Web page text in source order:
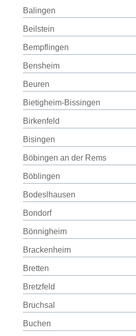
Balingen
Beilstein
Bempflingen
Bensheim
Beuren
Bietigheim-Bissingen
Birkenfeld
Bisingen
Böbingen an der Rems
Böblingen
Bodeslhausen
Bondorf
Bönnigheim
Brackenheim
Bretten
Bretzfeld
Bruchsal
Buchen